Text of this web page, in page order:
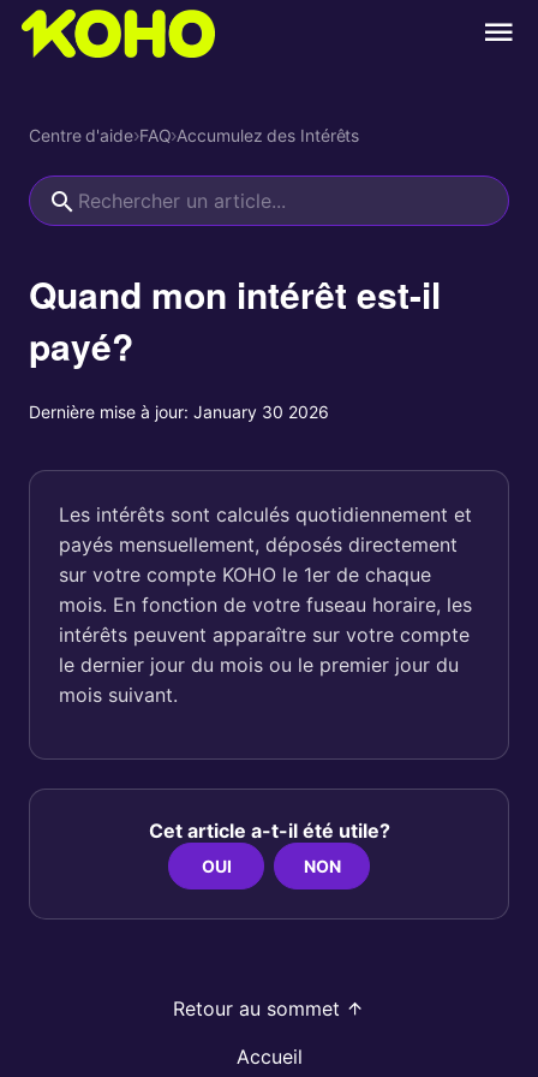
Centre d'aide›FAQ›Accumulez des Intérêts
Quand mon intérêt est-il
payé?
Dernière mise à jour: January 30 2026
Les intérêts sont calculés quotidiennement et
payés mensuellement, déposés directement
sur votre compte KOHO le 1er de chaque
mois. En fonction de votre fuseau horaire, les
intérêts peuvent apparaître sur votre compte
le dernier jour du mois ou le premier jour du
mois suivant.
Cet article a-t-il été utile?
OUI NON
Retour au sommet
Accueil